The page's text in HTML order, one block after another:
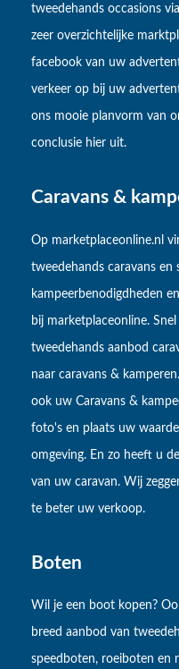
tweedehands occasions
zeer overzichtelijke
facebook van uw
verkeer op bij uw
ons mooie planvorm van
conclusie hier uit.
Caravans &
Op marketplaceonline.nl
tweedehands caravans en
kampeerbenodigdheden
bij marketplaceonline.
tweedehands aanbod
naar caravans &
ook uw Caravans &
foto's en plaats uw
omgeving. En zo heeft u
van uw caravan. Wij
te beter uw verkoop.
Boten
Wil je een boot kopen?
breed aanbod van
speedboten, roeiboten en